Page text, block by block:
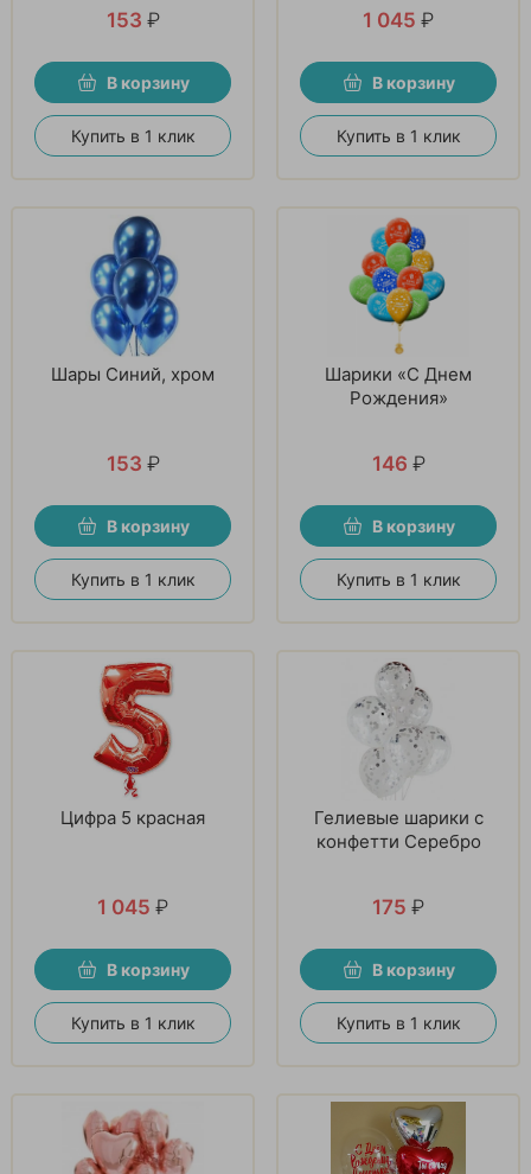
153 ₽
В корзину
Купить в 1 клик
1 045 ₽
В корзину
Купить в 1 клик
Шары Синий, хром
153 ₽
В корзину
Купить в 1 клик
Шарики «С Днем
Рождения»
146 ₽
В корзину
Купить в 1 клик
Цифра 5 красная
1 045 ₽
В корзину
Купить в 1 клик
Гелиевые шарики с
конфетти Серебро
175 ₽
В корзину
Купить в 1 клик